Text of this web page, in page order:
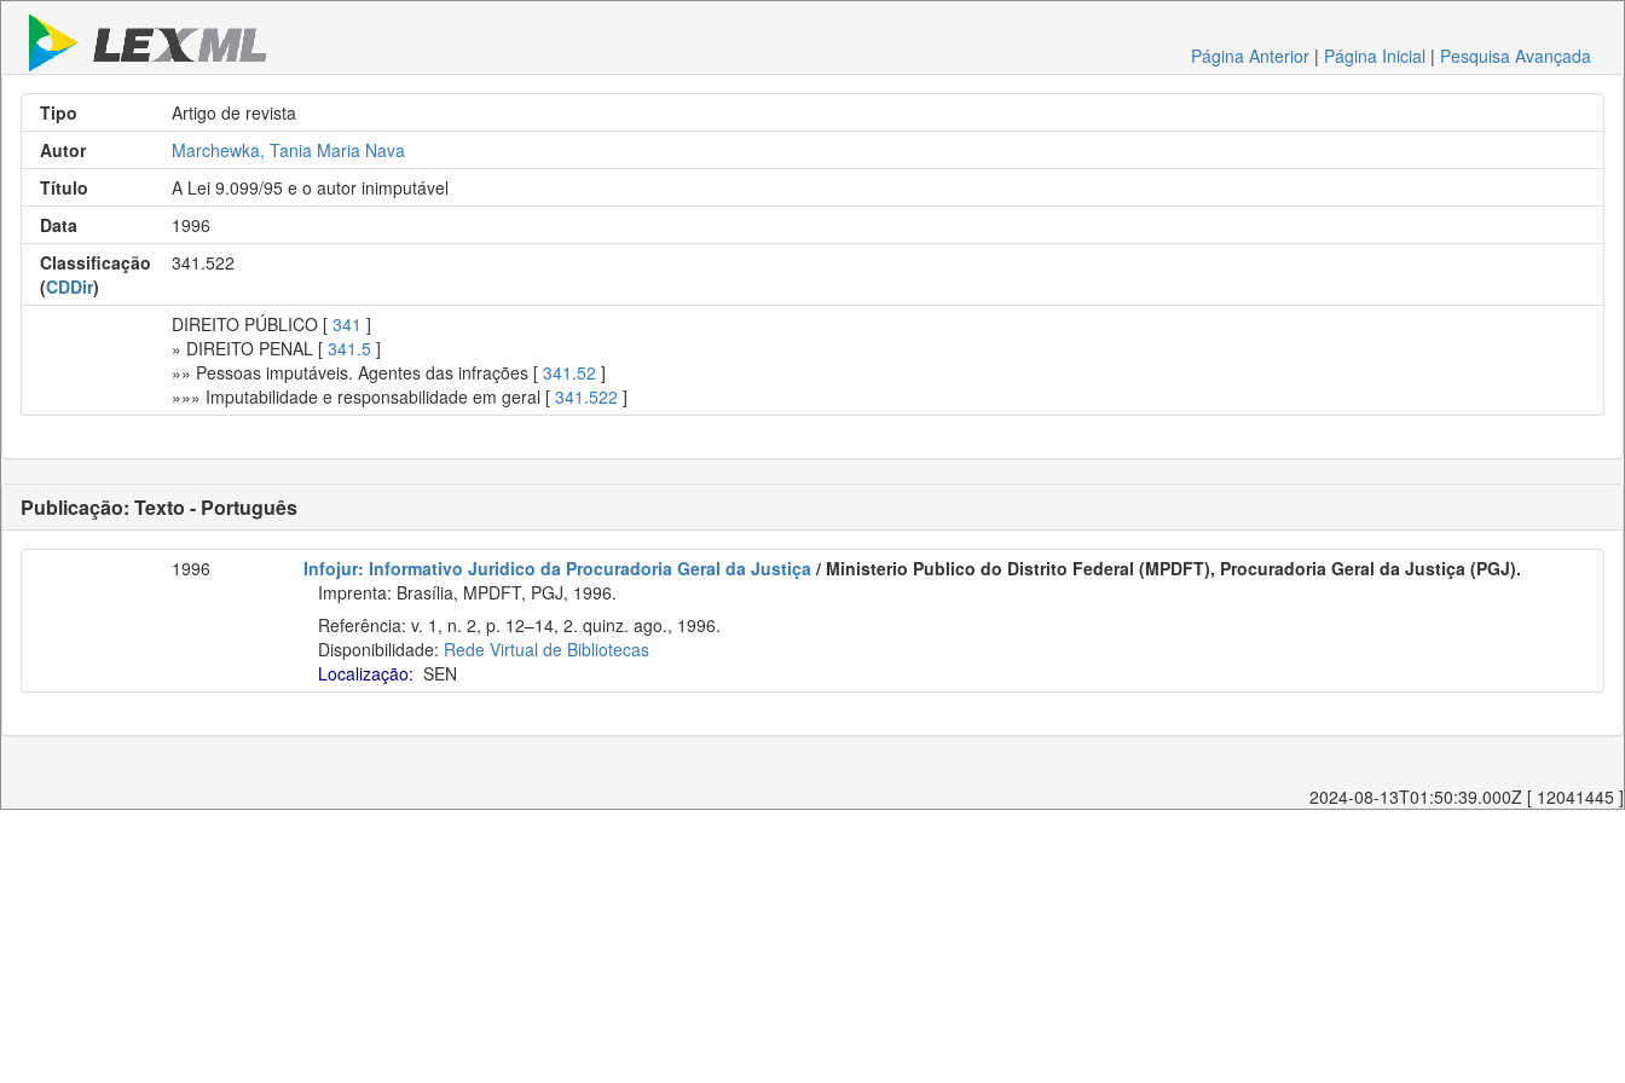
Página Anterior | Página Inicial | Pesquisa Avançada
Tipo
Artigo de revista
Autor
Marchewka, Tania Maria Nava
Título
A Lei 9.099/95 e o autor inimputável
Data
1996
Classificação
(CDDir)
341.522
DIREITO PÚBLICO [ 341 ]
» DIREITO PENAL [ 341.5 ]
»» Pessoas imputáveis. Agentes das infrações [ 341.52 ]
»»» Imputabilidade e responsabilidade em geral [ 341.522 ]
Publicação: Texto - Português
1996 Infojur: Informativo Juridico da Procuradoria Geral da Justiça / Ministerio Publico do Distrito Federal (MPDFT), Procuradoria Geral da Justiça (PGJ).
Imprenta: Brasília, MPDFT, PGJ, 1996.
Referência: v. 1, n. 2, p. 12–14, 2. quinz. ago., 1996.
Disponibilidade: Rede Virtual de Bibliotecas
Localização: SEN
2024-08-13T01:50:39.000Z [ 12041445 ]